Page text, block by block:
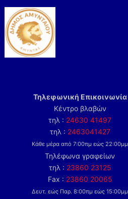
Τηλεφωνική Επικοινωνία
Κέντρο βλαβών
τηλ : 24630 41497
τηλ : 2463041427
Κάθε μέρα από 7:00πμ εώς 22:00μμ
Τηλέφωνα γραφείων
τηλ : 23860 23125
Fax : 23860 20065
Δευτ. εώς Παρ. 8:00πμ εώς 15:00μμ